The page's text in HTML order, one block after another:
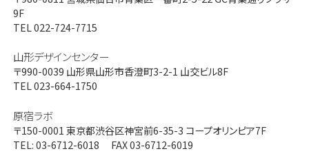
9F
TEL 022-724-7715
山形デザインセンター
〒990-0039 山形県山形市香澄町3-2-1 山交ビル8F
TEL 023-664-1750
原宿ラボ
〒150-0001 東京都渋谷区神宮前6-35-3 コープオリンピア7F
TEL: 03-6712-6018 FAX 03-6712-6019